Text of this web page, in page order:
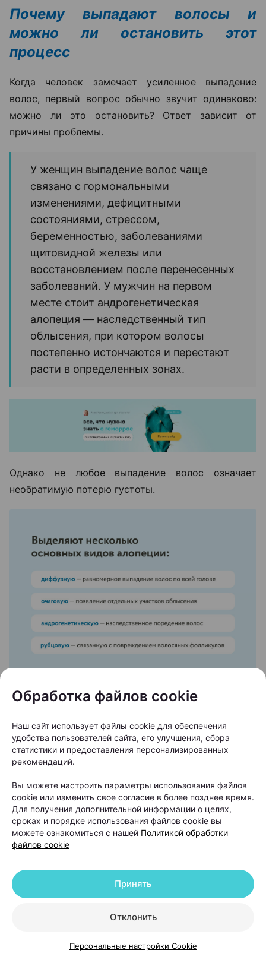
Почему выпадают волосы и
можно ли остановить этот
процесс
Когда человек замечает усиленное выпадение
волос, первый вопрос обычно звучит одинаково:
можно ли это остановить? Ответ зависит от
причины проблемы.
У женщин выпадение волос чаще
связано с гормональными
изменениями, дефицитными
состояниями, стрессом,
беременностью, заболеваниями
щитовидной железы или
восстановлением после перенесенных
заболеваний. У мужчин на первом
месте стоит андрогенетическая
алопеция — наследственный тип
облысения, при котором волосы
постепенно истончаются и перестают
расти в определенных зонах.
Однако не любое выпадение волос означает
необратимую потерю густоты.
От вида алопеции напрямую зависит прогноз
«Если мы говорим о диффузном выпадении волос,
которое возникло на фоне стресса, дефицитов или
гормональных изменений, то такие состояния
обычно хорошо поддаются терапии. После
устранения причины и курса лечения волосы
постепенно восстанавливаются», —объясняет
Ольга Кудаленкина.
С очаговой алопецией ситуация сложнее,
поскольку она связана с аутоиммунными
ряде случаев способствуют восстановлению их
Обработка файлов cookie
Наш сайт использует файлы cookie для обеспечения
удобства пользователей сайта, его улучшения, сбора
статистики и предоставления персонализированных
рекомендаций.
Вы можете настроить параметры использования файлов
cookie или изменить свое согласие в более позднее время.
Для получения дополнительной информации о целях,
сроках и порядке использования файлов cookie вы
можете ознакомиться с нашей Политикой обработки
файлов cookie
Отклонить
Принять
Персональные настройки Cookie